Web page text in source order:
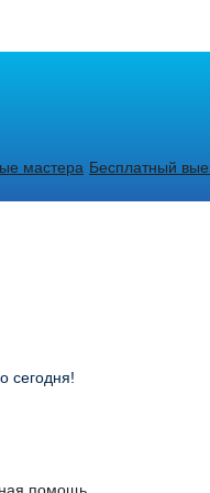
мастера Бесплатный
сегодня!